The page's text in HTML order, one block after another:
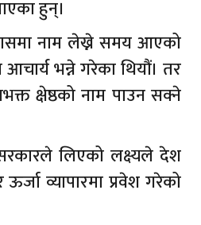
हुन्।
नाम लेख्ने समय आएको
भन्ने गरेका थियौं। तर
क्षेष्ठको नाम पाउन सक्ने
लिएको लक्ष्यले देश
व्यापारमा प्रवेश गरेको